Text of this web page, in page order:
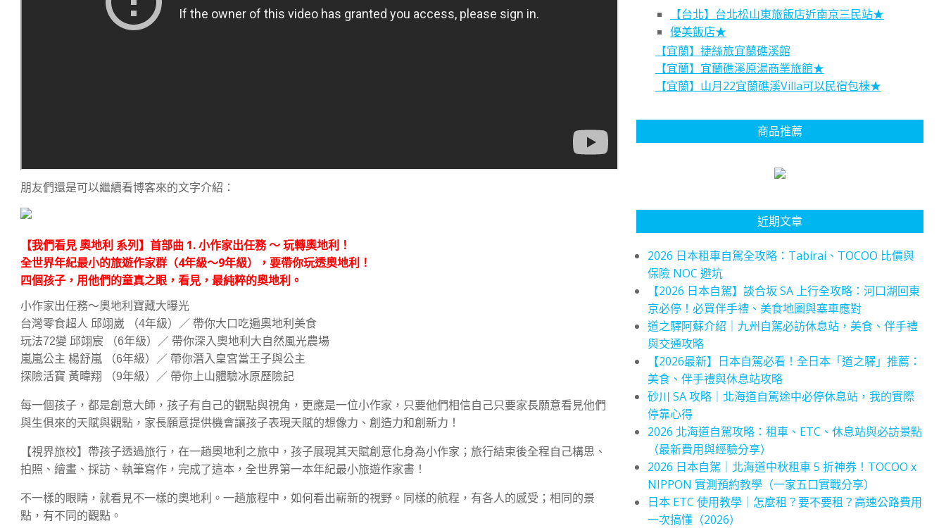
朋友們還是可以繼續看博客來的文字介紹：
【我們看見 奧地利 系列】首部曲 1. 小作家出任務 ～ 玩轉奧地利！
全世界年紀最小的旅遊作家群（4年級～9年級），要帶你玩透奧地利！
四個孩子，用他們的童真之眼，看見，最純粹的奧地利。
小作家出任務～奧地利寶藏大曝光
台灣零食超人 邱翊崴 （4年級）／ 帶你大口吃遍奧地利美食
玩法72變 邱翊宸 （6年級）／ 帶你深入奧地利大自然風光農場
嵐嵐公主 楊舒嵐 （6年級）／ 帶你潛入皇宮當王子與公主
探險活寶 黃暐翔 （9年級）／ 帶你上山體驗冰原歷險記
每一個孩子，都是創意大師，孩子有自己的觀點與視角，更應是一位小作家，只要他們相信自己只要家長願意看見他們
與生俱來的天賦與觀點，家長願意提供機會讓孩子表現天賦的想像力、創造力和創新力！
【視界旅校】帶孩子透過旅行，在一趟奧地利之旅中，孩子展現其天賦創意化身為小作家；旅行結束後全程自己構思、
拍照、繪畫、採訪、執筆寫作，完成了這本，全世界第一本年紀最小旅遊作家書！
不一樣的眼睛，就看見不一樣的奧地利。一趟旅程中，如何看出嶄新的視野。同樣的航程，有各人的感受；相同的景
點，有不同的觀點。
【台北】台北松山東旅飯店近南京三民站★
優美飯店★
【宜蘭】捷絲旅宜蘭礁溪館
【宜蘭】宜蘭礁溪原湯商業旅館★
【宜蘭】山月22宜蘭礁溪Villa可以民宿包棟★
商品推薦
近期文章
2026 日本租車自駕全攻略：Tabirai、TOCOO 比價與
保險 NOC 避坑
【2026 日本自駕】談合坂 SA 上行全攻略：河口湖回東
京必停！必買伴手禮、美食地圖與塞車應對
道之驛阿蘇介紹｜九州自駕必訪休息站，美食、伴手禮
與交通攻略
【2026最新】日本自駕必看！全日本「道之驛」推薦：
美食、伴手禮與休息站攻略
砂川 SA 攻略｜北海道自駕途中必停休息站，我的實際
停靠心得
2026 北海道自駕攻略：租車、ETC、休息站與必訪景點
（最新費用與經驗分享）
2026 日本自駕｜北海道中秋租車 5 折神券！TOCOO x
NIPPON 實測預約教學（一家五口實戰分享）
日本 ETC 使用教學｜怎麼租？要不要租？高速公路費用
一次搞懂（2026）